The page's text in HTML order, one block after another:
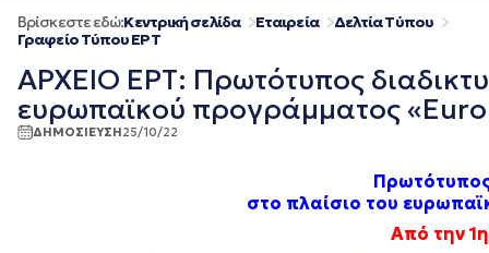
Βρίσκεστε εδώ:Κεντρική σελίδα Εταιρεία
Δελτία Τύπου
Γραφείο Τύπου ΕΡΤ
ΑΡΧΕΙΟ ΕΡΤ: Πρωτότυπος
ευρωπαϊκού προγράμματος
ΔΗΜΟΣΙΕΥΣΗ25/10/22
Πρωτότυπος
στο πλαίσιο του
Από την